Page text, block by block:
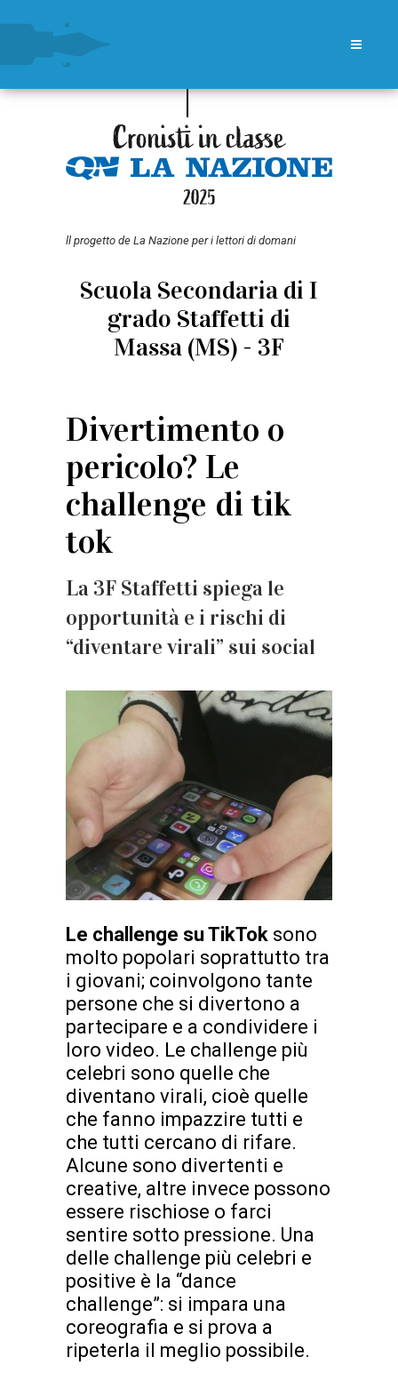
ll progetto de La Nazione per i lettori di domani
Scuola Secondaria di I
grado Staffetti di
Massa (MS) - 3F
Divertimento o
pericolo? Le
challenge di tik
tok
La 3F Staffetti spiega le
opportunità e i rischi di
“diventare virali” sui social
Le challenge su TikTok sono
molto popolari soprattutto tra
i giovani; coinvolgono tante
persone che si divertono a
partecipare e a condividere i
loro video. Le challenge più
celebri sono quelle che
diventano virali, cioè quelle
che fanno impazzire tutti e
che tutti cercano di rifare.
Alcune sono divertenti e
creative, altre invece possono
essere rischiose o farci
sentire sotto pressione. Una
delle challenge più celebri e
positive è la “dance
challenge”: si impara una
coreografia e si prova a
ripeterla il meglio possibile.